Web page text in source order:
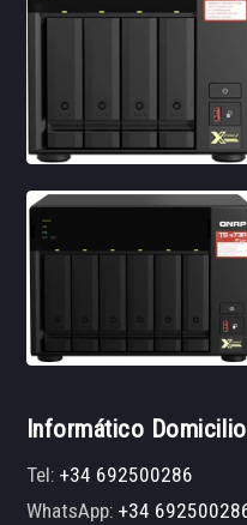
Informático
Tel:+34 692500286
WhatsApp:+34